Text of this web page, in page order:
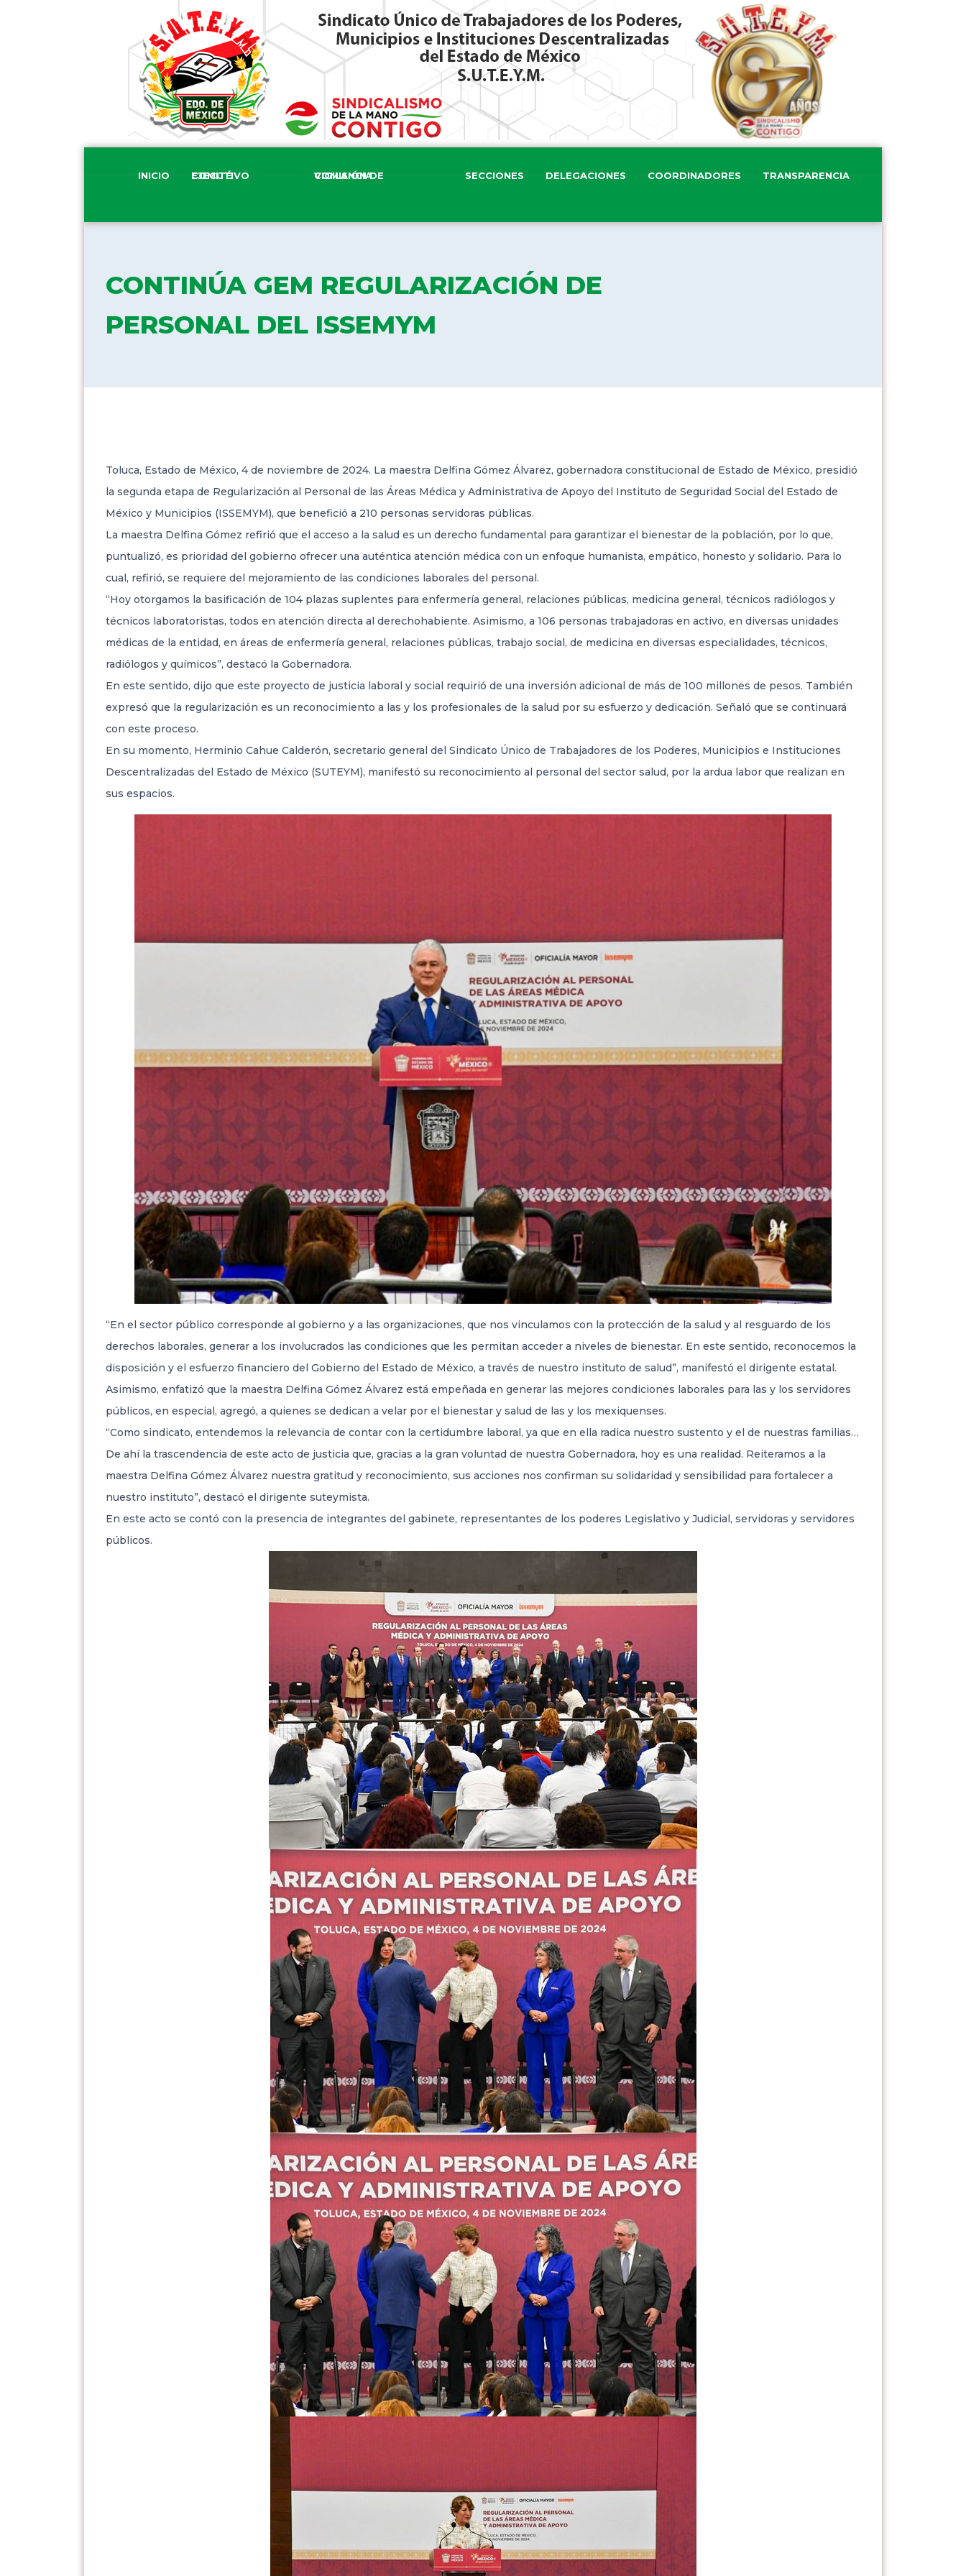
INICIO COMITÉ EJECUTIVO COMISIÓN DE VIGILANCIA SECCIONES DELEGACIONES COORDINADORES TRANSPARENCIA
CONTINÚA GEM REGULARIZACIÓN DE
PERSONAL DEL ISSEMYM
Toluca, Estado de México, 4 de noviembre de 2024. La maestra Delfina Gómez Álvarez, gobernadora constitucional de Estado de México, presidió
la segunda etapa de Regularización al Personal de las Áreas Médica y Administrativa de Apoyo del Instituto de Seguridad Social del Estado de
México y Municipios (ISSEMYM), que benefició a 210 personas servidoras públicas.
La maestra Delfina Gómez refirió que el acceso a la salud es un derecho fundamental para garantizar el bienestar de la población, por lo que,
puntualizó, es prioridad del gobierno ofrecer una auténtica atención médica con un enfoque humanista, empático, honesto y solidario. Para lo
cual, refirió, se requiere del mejoramiento de las condiciones laborales del personal.
“Hoy otorgamos la basificación de 104 plazas suplentes para enfermería general, relaciones públicas, medicina general, técnicos radiólogos y
técnicos laboratoristas, todos en atención directa al derechohabiente. Asimismo, a 106 personas trabajadoras en activo, en diversas unidades
médicas de la entidad, en áreas de enfermería general, relaciones públicas, trabajo social, de medicina en diversas especialidades, técnicos,
radiólogos y químicos”, destacó la Gobernadora.
En este sentido, dijo que este proyecto de justicia laboral y social requirió de una inversión adicional de más de 100 millones de pesos. También
expresó que la regularización es un reconocimiento a las y los profesionales de la salud por su esfuerzo y dedicación. Señaló que se continuará
con este proceso.
En su momento, Herminio Cahue Calderón, secretario general del Sindicato Único de Trabajadores de los Poderes, Municipios e Instituciones
Descentralizadas del Estado de México (SUTEYM), manifestó su reconocimiento al personal del sector salud, por la ardua labor que realizan en
sus espacios.
“En el sector público corresponde al gobierno y a las organizaciones, que nos vinculamos con la protección de la salud y al resguardo de los
derechos laborales, generar a los involucrados las condiciones que les permitan acceder a niveles de bienestar. En este sentido, reconocemos la
disposición y el esfuerzo financiero del Gobierno del Estado de México, a través de nuestro instituto de salud”, manifestó el dirigente estatal.
Asimismo, enfatizó que la maestra Delfina Gómez Álvarez está empeñada en generar las mejores condiciones laborales para las y los servidores
públicos, en especial, agregó, a quienes se dedican a velar por el bienestar y salud de las y los mexiquenses.
“Como sindicato, entendemos la relevancia de contar con la certidumbre laboral, ya que en ella radica nuestro sustento y el de nuestras familias…
De ahí la trascendencia de este acto de justicia que, gracias a la gran voluntad de nuestra Gobernadora, hoy es una realidad. Reiteramos a la
maestra Delfina Gómez Álvarez nuestra gratitud y reconocimiento, sus acciones nos confirman su solidaridad y sensibilidad para fortalecer a
nuestro instituto”, destacó el dirigente suteymista.
En este acto se contó con la presencia de integrantes del gabinete, representantes de los poderes Legislativo y Judicial, servidoras y servidores
públicos.